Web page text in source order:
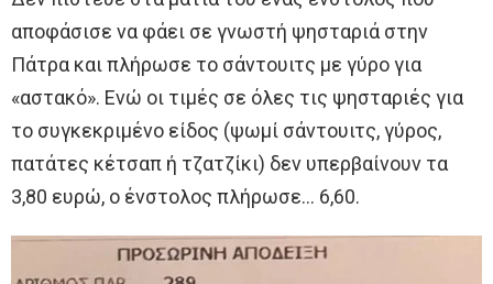
αποφάσισε να φάει σε γνωστή ψησταριά στην
Πάτρα και πλήρωσε το σάντουιτς με γύρο για
«αστακό». Ενώ οι τιμές σε όλες τις ψησταριές για
το συγκεκριμένο είδος (ψωμί σάντουιτς, γύρος,
πατάτες κέτσαπ ή τζατζίκι) δεν υπερβαίνουν τα
3,80 ευρώ, ο ένστολος πλήρωσε… 6,60.